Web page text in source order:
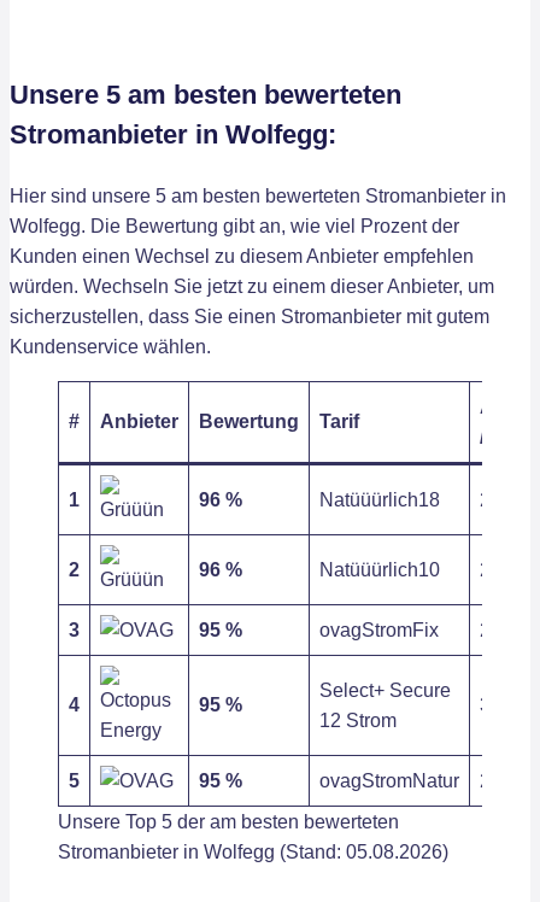
Unsere 5 am besten bewerteten
Stromanbieter in Wolfegg:
Hier sind unsere 5 am besten bewerteten Stromanbieter in
Wolfegg. Die Bewertung gibt an, wie viel Prozent der
Kunden einen Wechsel zu diesem Anbieter empfehlen
würden. Wechseln Sie jetzt zu einem dieser Anbieter, um
sicherzustellen, dass Sie einen Stromanbieter mit gutem
Kundenservice wählen.
# Anbieter Bewertung Tarif
/ kWh
1 96 % Natüüürlich18 28,42
2 96 % Natüüürlich10 28,42
3 95 % ovagStromFix 29,04
4 95 %
Select+ Secure
12 Strom
33,22
5 95 % ovagStromNatur
29,51
Unsere Top 5 der am besten bewerteten
Stromanbieter in Wolfegg (Stand: 05.08.2026)